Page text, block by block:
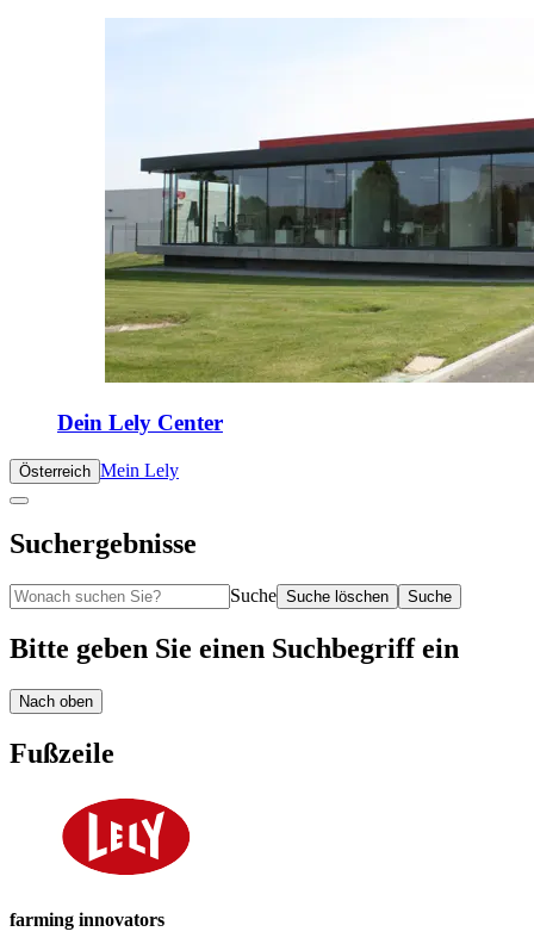
Dein Lely Center
Österreich Mein Lely
Suchergebnisse
Suche Suche löschen Suche
Bitte geben Sie einen Suchbegriff ein
Nach oben
Fußzeile
farming innovators